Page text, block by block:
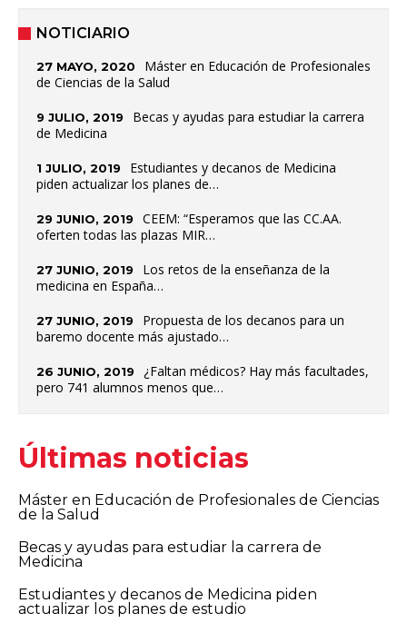
NOTICIARIO
27 MAYO, 2020
Máster en Educación de Profesionales
de Ciencias de la Salud
9 JULIO, 2019
Becas y ayudas para estudiar la carrera
de Medicina
1 JULIO, 2019
Estudiantes y decanos de Medicina
piden actualizar los planes de…
29 JUNIO, 2019
CEEM: “Esperamos que las CC.AA.
oferten todas las plazas MIR…
27 JUNIO, 2019
Los retos de la enseñanza de la
medicina en España…
27 JUNIO, 2019
Propuesta de los decanos para un
baremo docente más ajustado…
26 JUNIO, 2019
¿Faltan médicos? Hay más facultades,
pero 741 alumnos menos que…
Últimas noticias
Máster en Educación de Profesionales de Ciencias
de la Salud
Becas y ayudas para estudiar la carrera de
Medicina
Estudiantes y decanos de Medicina piden
actualizar los planes de estudio